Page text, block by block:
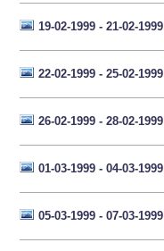
19-02-1999 - 21-02-1999
22-02-1999 - 25-02-1999
26-02-1999 - 28-02-1999
01-03-1999 - 04-03-1999
05-03-1999 - 07-03-1999